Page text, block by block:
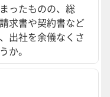
ったものの、総
求書や契約書など
出社を余儀なくさ
か。